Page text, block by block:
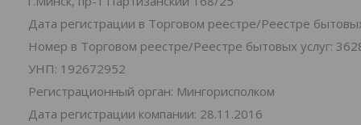
Дата регистрации в Торговом реестре/Реестре
Номер в Торговом реестре/Реестре бытовых услуг:
УНП: 192672952
Регистрационный орган: Мингорисполком
Дата регистрации компании: 28.11.2016